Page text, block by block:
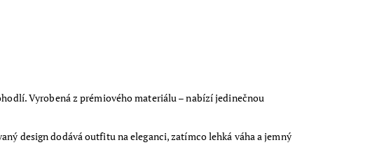
Vyrobená z prémiového materiálu – nabízí jedinečnou
design dodává outfitu na eleganci, zatímco lehká váha a jemný